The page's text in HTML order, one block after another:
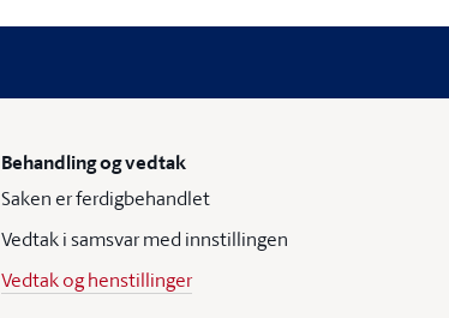
Behandling og vedtak
Saken er ferdigbehandlet
Vedtak i samsvar med innstillingen
Vedtak og henstillinger